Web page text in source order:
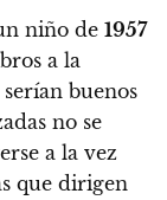
niño de 1957
a la
buenos
no se
a la vez
que dirigen